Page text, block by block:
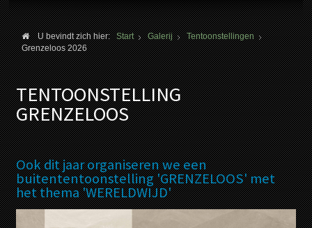
U bevindt zich hier:Start Galerij
Tentoonstellingen
Grenzeloos 2026
TENTOONSTELLING
GRENZELOOS
Ook dit jaar organiseren we een
buitententoonstelling 'GRENZELOOS' met
het thema 'WERELDWIJD'